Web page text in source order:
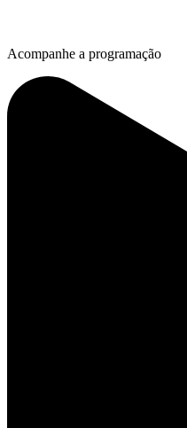
Acompanhe a programação